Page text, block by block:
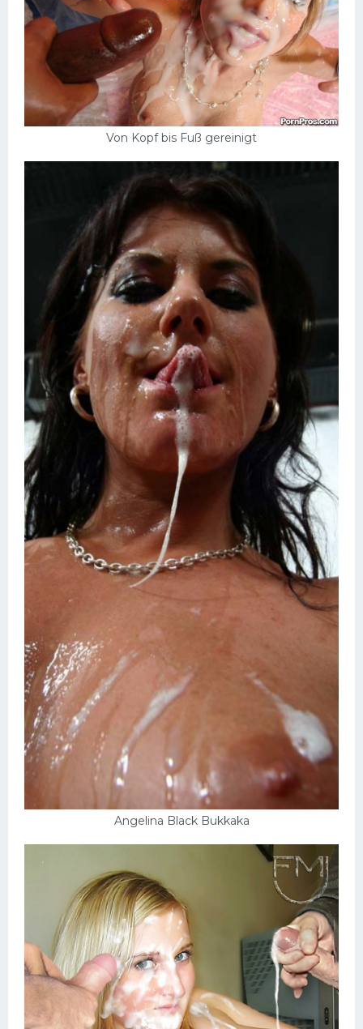
Von Kopf bis Fuß gereinigt
Angelina Black Bukkaka